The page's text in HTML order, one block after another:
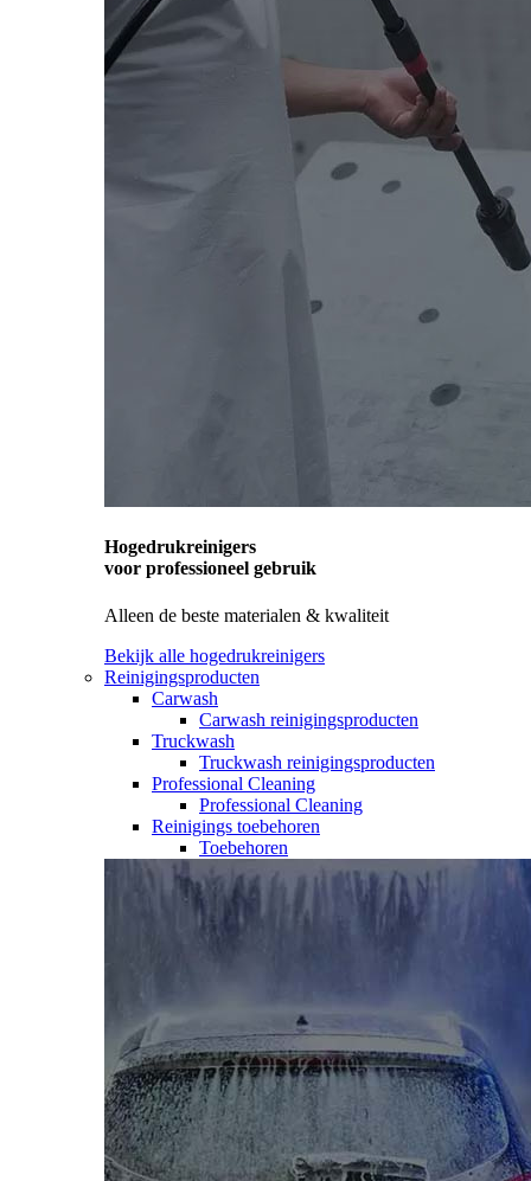
Hogedrukreinigers
voor professioneel gebruik
Alleen de beste materialen & kwaliteit
Bekijk alle hogedrukreinigers
Reinigingsproducten
Carwash
Carwash reinigingsproducten
Truckwash
Truckwash reinigingsproducten
Professional Cleaning
Professional Cleaning
Reinigings toebehoren
Toebehoren